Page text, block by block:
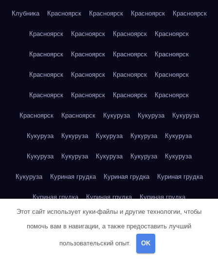
Клубника Красноярск Красноярск Красноярск Красноярск
Красноярск Красноярск Красноярск Красноярск
Красноярск Красноярск Красноярск Красноярск
Красноярск Красноярск Красноярск Красноярск
Красноярск Красноярск Красноярск Красноярск
Красноярск Красноярск Кукуруза Кукуруза Кукуруза
Кукуруза Кукуруза Кукуруза Кукуруза Кукуруза
Кукуруза Кукуруза Кукуруза Кукуруза Кукуруза
Кукуруза Куриная грудка Куриная грудка Куриная грудка
Куриная грудка Куриная грудка Куриная грудка
Куриная грудка Куриная грудка
Этот сайт использует куки-файлы и другие технологии, чтобы
помочь вам в навигации, а также предоставить лучший
пользовательский опыт. OK